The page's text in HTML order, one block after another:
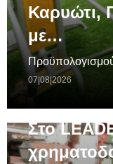
Καρυώτι,
με…
07|08|2026
Στο